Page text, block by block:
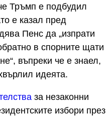
Тръмп е подбудил
е казал пред
Пенс да „изпрати
в спорните щати
въпреки че е знаел,
идеята.
за незаконни
избори през